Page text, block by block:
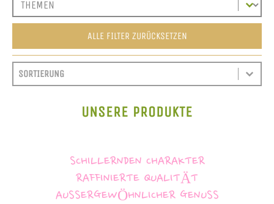
ALLE FILTER ZURÜCKSETZEN
SORTIEREN
SORT CONTENT
SORT CONTENT
UNSERE PRODUKTE
SCHILLERNDEN CHARAKTER
RAFFINIERTE QUALITÄT
AUSSERGEWÖHNLICHER GENUSS